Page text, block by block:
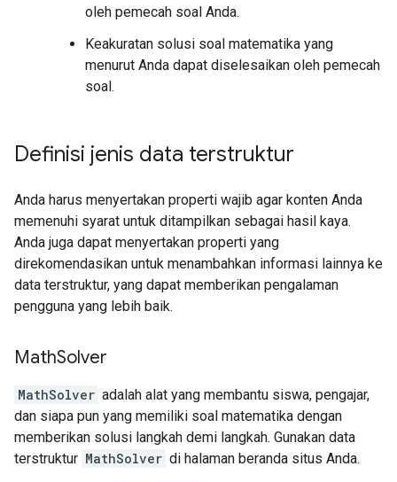
oleh pemecah soal Anda.
Keakuratan solusi soal matematika yang
menurut Anda dapat diselesaikan oleh pemecah
soal.
Definisi jenis data terstruktur
Anda harus menyertakan properti wajib agar konten Anda
memenuhi syarat untuk ditampilkan sebagai hasil kaya.
Anda juga dapat menyertakan properti yang
direkomendasikan untuk menambahkan informasi lainnya ke
data terstruktur, yang dapat memberikan pengalaman
pengguna yang lebih baik.
MathSolver
MathSolver adalah alat yang membantu siswa, pengajar,
dan siapa pun yang memiliki soal matematika dengan
memberikan solusi langkah demi langkah. Gunakan data
terstruktur MathSolver di halaman beranda situs Anda.